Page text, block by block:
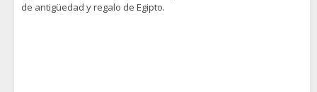
de antigüedad y regalo de Egipto.